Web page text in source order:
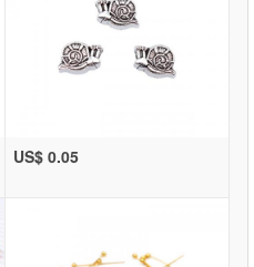
US$ 0.05